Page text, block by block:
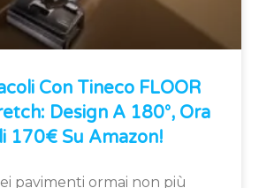
Con Tineco FLOOR
Design A 180°, Ora
170€ Su Amazon!
pavimenti ormai non più